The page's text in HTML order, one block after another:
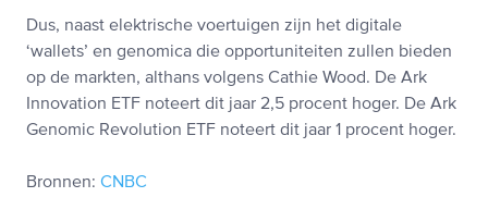
Dus, naast elektrische voertuigen zijn het digitale
‘wallets’ en genomica die opportuniteiten zullen bieden
op de markten, althans volgens Cathie Wood. De Ark
Innovation ETF noteert dit jaar 2,5 procent hoger. De Ark
Genomic Revolution ETF noteert dit jaar 1 procent hoger.
Bronnen: CNBC